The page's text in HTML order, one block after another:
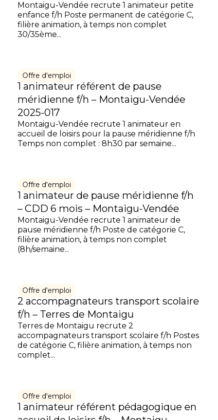
Montaigu-Vendée recrute 1 animateur petite
enfance f/h Poste permanent de catégorie C,
filière animation, à temps non complet
30/35ème...
Offre d'emploi
1 animateur référent de pause
méridienne f/h – Montaigu-Vendée
2025-017
Montaigu-Vendée recrute 1 animateur en
accueil de loisirs pour la pause méridienne f/h
Temps non complet : 8h30 par semaine...
Offre d'emploi
1 animateur de pause méridienne f/h
– CDD 6 mois – Montaigu-Vendée
Montaigu-Vendée recrute 1 animateur de
pause méridienne f/h Poste de catégorie C,
filière animation, à temps non complet
(8h/semaine...
Offre d'emploi
2 accompagnateurs transport scolaire
f/h – Terres de Montaigu
Terres de Montaigu recrute 2
accompagnateurs transport scolaire f/h Postes
de catégorie C, filière animation, à temps non
complet...
Offre d'emploi
1 animateur référent pédagogique en